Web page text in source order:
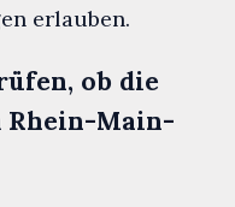
erlauben.
ob die
Rhein-Main-